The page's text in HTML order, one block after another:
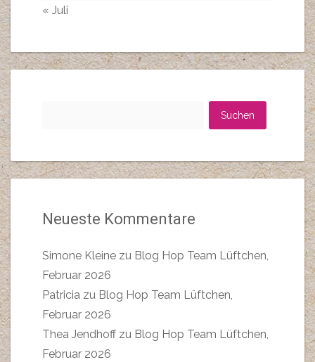
« Juli
Neueste Kommentare
Simone Kleine zu Blog Hop Team Lüftchen,
Februar 2026
Patricia zu Blog Hop Team Lüftchen,
Februar 2026
Thea Jendhoffzu Blog Hop Team Lüftchen,
Februar 2026